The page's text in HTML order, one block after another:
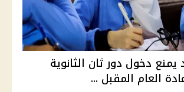
مواد يمنع دخول دور ثان الثانوية
العام المقبل ...